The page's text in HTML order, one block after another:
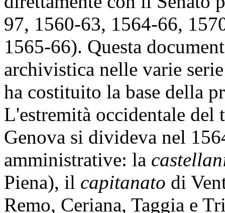
97, 1560-63, 1564-66,
1565-66). Questa
archivistica nelle varie
ha costituito la base della
L'estremità occidentale
Genova si divideva nel
amministrative: la
Piena), il capitanato di
Remo, Ceriana, Taggia e